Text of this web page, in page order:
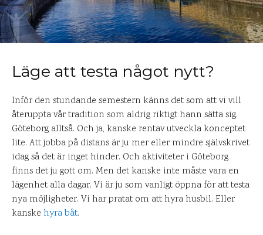
Läge att testa något nytt?
Inför den stundande semestern känns det som att vi vill
återuppta vår tradition som aldrig riktigt hann sätta sig.
Göteborg alltså. Och ja, kanske rentav utveckla konceptet
lite. Att jobba på distans är ju mer eller mindre självskrivet
idag så det är inget hinder. Och aktiviteter i Göteborg
finns det ju gott om. Men det kanske inte måste vara en
lägenhet alla dagar. Vi är ju som vanligt öppna för att testa
nya möjligheter. Vi har pratat om att hyra husbil. Eller
kanske hyra båt.